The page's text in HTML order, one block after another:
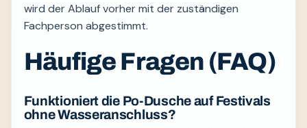
wird der Ablauf vorher mit der zuständigen
Fachperson abgestimmt.
Häufige Fragen (FAQ)
Funktioniert die Po-Dusche auf Festivals
ohne Wasseranschluss?